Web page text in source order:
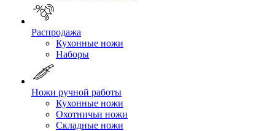
Распродажа
Кухонные ножи
Наборы
Ножи ручной работы
Кухонные ножи
Охотничьи ножи
Складные ножи